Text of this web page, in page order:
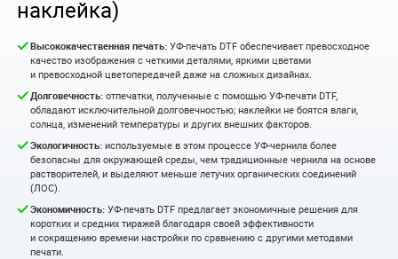
наклейка)
Высококачественная печать: УФ-печать DTF обеспечивает превосходное
качество изображения с четкими деталями, яркими цветами
и превосходной цветопередачей даже на сложных дизайнах.
Долговечность: отпечатки, полученные с помощью УФ-печати DTF,
обладают исключительной долговечностью; наклейки не боятся влаги,
солнца, изменений температуры и других внешних факторов.
Экологичность: используемые в этом процессе УФ-чернила более
безопасны для окружающей среды, чем традиционные чернила на основе
растворителей, и выделяют меньше летучих органических соединений
(ЛОС).
Экономичность: УФ-печать DTF предлагает экономичные решения для
коротких и средних тиражей благодаря своей эффективности
и сокращению времени настройки по сравнению с другими методами
печати.